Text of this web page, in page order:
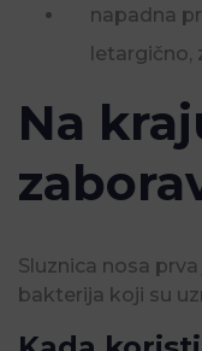
napadna
letargično,
Na
Sluznica nosa
bakterija koji su